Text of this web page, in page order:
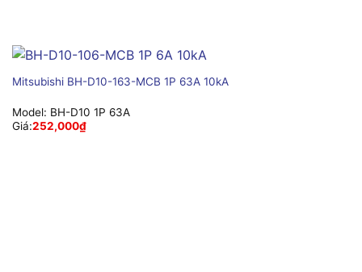
Mitsubishi BH-D10-163-MCB 1P 63A 10kA
Model: BH-D10 1P 63A
Giá:252,000₫